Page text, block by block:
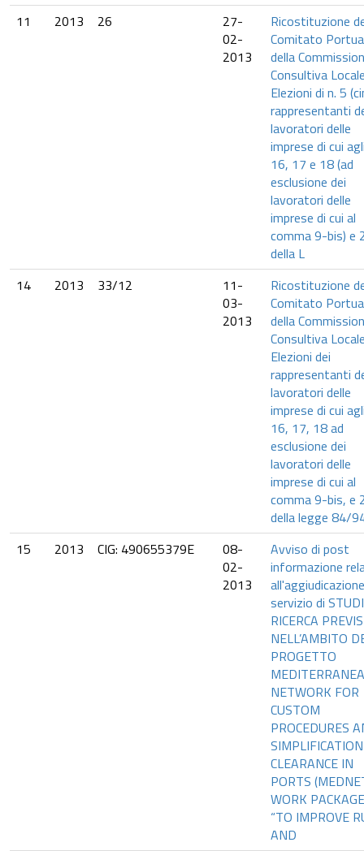
11
2013 26
27-
02-
2013
Ricostituzione
Comitato
della
Consultiva
Elezioni di n. 5
rappresentanti
lavoratori delle
imprese di cui
16, 17 e 18 (ad
esclusione dei
lavoratori delle
imprese di cui al
comma 9-bis) e
della L
14
2013 33/12
11-
03-
2013
Ricostituzione
Comitato
della
Consultiva
Elezioni dei
rappresentanti
lavoratori delle
imprese di cui
16, 17, 18 ad
esclusione dei
lavoratori delle
imprese di cui al
comma 9-bis, e
della legge 84/
15
2013 CIG: 490655379E
08-
02-
2013
Avviso di post
informazione
servizio di
RICERCA
NELL’AMBITO
PROGETTO
NETWORK FOR
CUSTOM
PROCEDURES
CLEARANCE IN
PORTS
WORK
“TO IMPROVE
AND